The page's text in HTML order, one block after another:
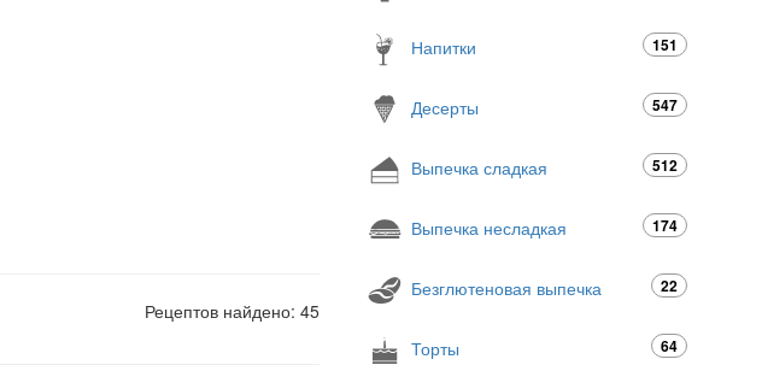
Рецептов найдено: 45
Напитки 151
Десерты 547
Выпечка сладкая 512
Выпечка несладкая 174
Безглютеновая выпечка 22
Торты 64